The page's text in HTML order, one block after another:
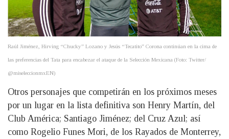
Raúl Jiménez, Hirving “Chucky” Lozano y Jesús “Tecatito” Corona continúan en la cima de
las preferencias del Tata para encabezar el ataque de la Selección Mexicana (Foto: Twitter/
@miseleccionmxEN)
Otros personajes que competirán en los próximos meses
por un lugar en la lista definitiva son Henry Martín, del
Club América; Santiago Jiménez; del Cruz Azul; así
como Rogelio Funes Mori, de los Rayados de Monterrey,